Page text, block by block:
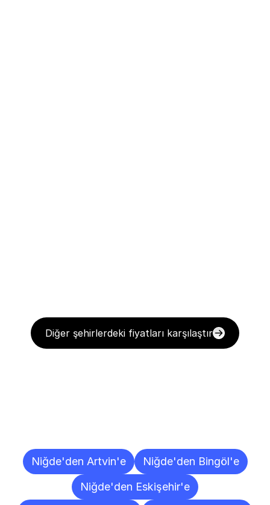
Diğer şehirlerdeki fiyatları karşılaştır
Niğde'den Artvin'e
Niğde'den Bingöl'e
Niğde'den Eskişehir'e